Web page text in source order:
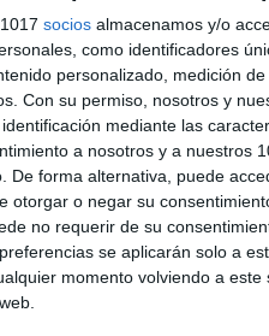
socios almacenamos y/o
como identificadores
personalizado, medición
Con su permiso, nosotros y
mediante las
a nosotros y a nuestros
De forma alternativa, puede
otorgar o negar su
no requerir de su
se aplicarán solo a
momento volviendo a
visual basado en el
resueltos e
conceptos fundamentales
Matemáticas I,2º BACH 2º BACH
la curva,bachillerato ciencias,
,derivadas,Educación,
,Integral definida,integral
bachillerato